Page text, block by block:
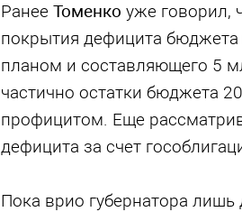
Ранее Томенко уже говорил,
покрытия дефицита бюджета
планом и составляющего 5
частично остатки бюджета
профицитом. Еще
дефицита за счет
Пока врио губернатора